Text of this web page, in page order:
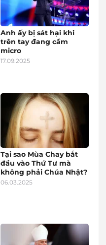
Anh ấy bị sát hại khi
trên tay đang cầm
micro
17.09.2025
Tại sao Mùa Chay bắt
đầu vào Thứ Tư mà
không phải Chúa Nhật?
06.03.2025